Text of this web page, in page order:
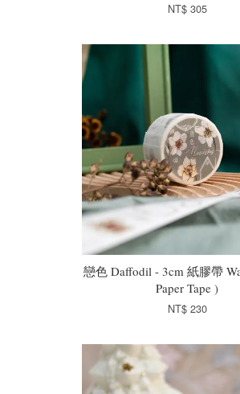
NT$ 305
戀色 Daffodil - 3cm 紙膠帶
Paper Tape )
NT$ 230